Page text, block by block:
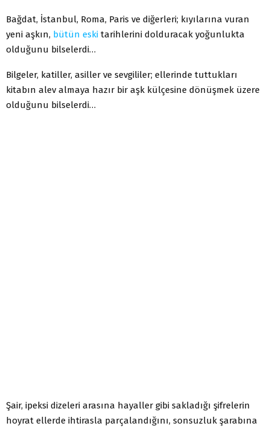
Bağdat, İstanbul, Roma, Paris ve diğerleri; kıyılarına vuran
yeni aşkın, bütün eski tarihlerini dolduracak yoğunlukta
olduğunu bilselerdi…
Bilgeler, katiller, asiller ve sevgililer; ellerinde tuttukları
kitabın alev almaya hazır bir aşk külçesine dönüşmek üzere
olduğunu bilselerdi…
Şair, ipeksi dizeleri arasına hayaller gibi sakladığı şifrelerin
hoyrat ellerde ihtirasla parçalandığını, sonsuzluk şarabına